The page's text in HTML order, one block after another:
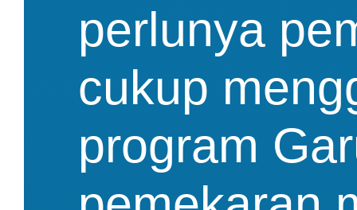
perlunya
cukup
program